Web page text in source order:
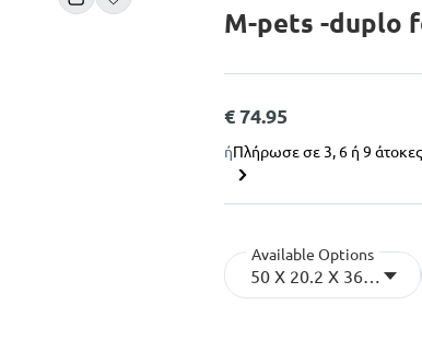
M-pets -duplo
€ 74.95
ήΠλήρωσε σε 3, 6 ή 9
Available Options
50 X 20.2 X 36.2 Cm